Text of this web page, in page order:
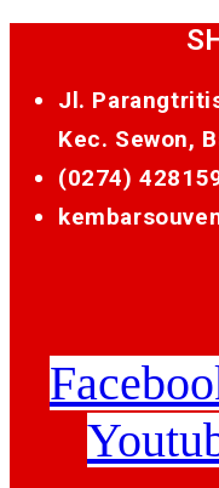
Jl.
Kec. Sewon,
(0274)